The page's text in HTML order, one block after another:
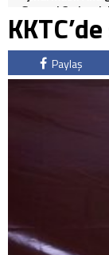
Gazze | 3. durak
Paylaş